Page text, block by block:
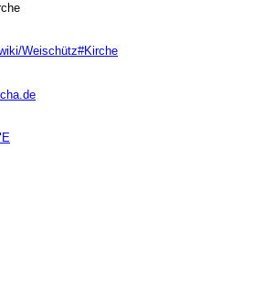
Weischütz#Kirche